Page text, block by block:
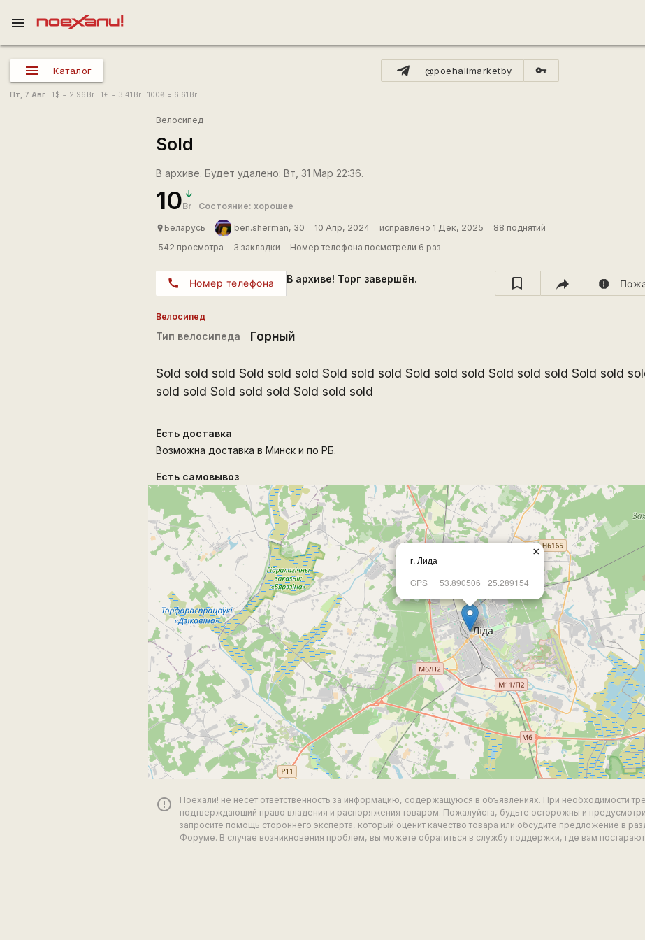
menu
Каталог @poehalimarketby vpn_key
Пт, 7 Авг 1 $ = 2.96 Br 1€ = 3.41 Br 100₴ = 6.61 Br
Велосипед
Sold
В архиве. Будет удалено: Вт, 31 Мар 22:36.
10Br Состояние: хорошее
place Беларусь ben.sherman, 30 10 Апр, 2024 исправлено 1 Дек, 2025
88 поднятий
542 просмотра
3 закладки Номер телефона посмотрели 6 раз
call Номер телефона В архиве! Торг завершён. report
Велосипед
Тип велосипеда Горный
Sold sold sold Sold sold sold Sold sold sold Sold sold sold Sold sold sold Sold sold
sold sold Sold sold sold Sold sold sold
Есть доставка
Возможна доставка в Минск и по РБ.
Есть самовывоз
г. Лида
GPS
53.890506 25.289154
×
error_outline
Поехали! не несёт ответственность за информацию, содержащуюся в объявлениях. При необходимости
подтверждающий право владения и распоряжения товаром. Пожалуйста, будьте осторожны и
запросите помощь стороннего эксперта, который оценит качество товара или обсудите предложение в
Форуме. В случае возникновения проблем, вы можете обратиться в службу поддержки, где вам